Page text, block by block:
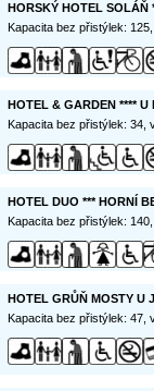
HORSKÝ HOTEL SOLÁŇ
Kapacita bez přistýlek:
HOTEL & GARDEN ****
Kapacita bez přistýlek: 34,
HOTEL DUO *** HORNÍ
Kapacita bez přistýlek:
HOTEL GRŮŇ MOSTY U
Kapacita bez přistýlek: 47,